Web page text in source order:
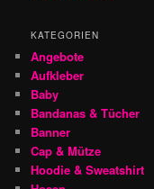
KATEGORIEN
Angebote
Aufkleber
Baby
Bandanas & Tücher
Banner
Cap & Mütze
Hoodie & Sweatshirt